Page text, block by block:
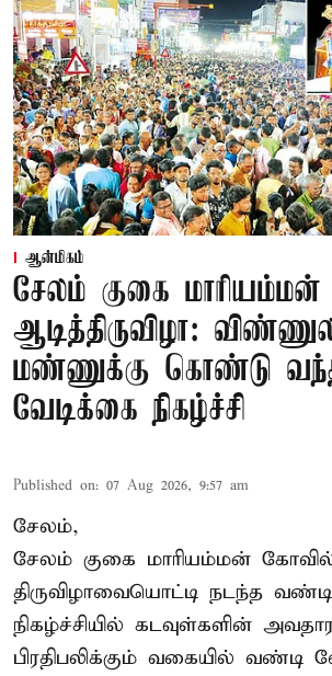
ஆன்மிகம்
சேலம் குகை
ஆடித்திருவிழா:
மண்ணுக்கு கொண்டு
வேடிக்கை நிகழ்ச்சி
Published on: 07 Aug 2026, 9:57 am
சேலம்,
சேலம் குகை மாரியம்மன்
திருவிழாவையொட்டி நடந்த
நிகழ்ச்சியில் கடவுள்களின்
பிரதிபலிக்கும் வகையில் வண்டி